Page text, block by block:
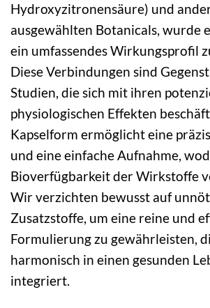
Hydroxyzitronensäure) und
ausgewählten Botanicals, wurde
ein umfassendes Wirkungsprofil
Diese Verbindungen sind
Studien, die sich mit ihren
physiologischen Effekten
Kapselform ermöglicht eine
und eine einfache Aufnahme,
Bioverfügbarkeit der Wirkstoffe
Wir verzichten bewusst auf
Zusatzstoffe, um eine reine und
Formulierung zu gewährleisten,
harmonisch in einen gesunden
integriert.